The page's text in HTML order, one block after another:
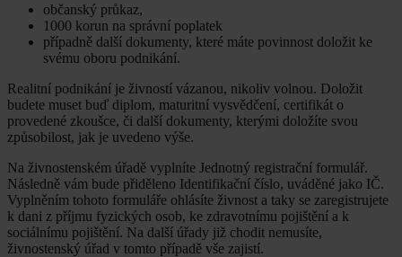
občanský průkaz,
1000 korun na správní poplatek
případně další dokumenty, které máte povinnost doložit ke
svému oboru podnikání.
Realitní podnikání je živností vázanou, nikoliv volnou. Doložit
budete muset buď diplom, maturitní vysvědčení, certifikát o
provedené zkoušce, či další dokumenty, kterými doložíte svou
způsobilost, jak je uvedeno výše.
Na živnostenském úřadě vyplníte Jednotný registrační formulář.
Následně vám bude přiděleno Identifikační číslo, uváděné jako IČ.
Vyplněním tohoto formuláře ohlásíte živnost a taky se zaregistrujete
k dani z příjmu fyzických osob, ke zdravotnímu pojištění a k
sociálnímu pojištění. Na další úřady již chodit nemusíte,
živnostenský úřad v tomto případě vše zajistí.